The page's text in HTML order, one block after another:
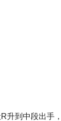
到中段出手